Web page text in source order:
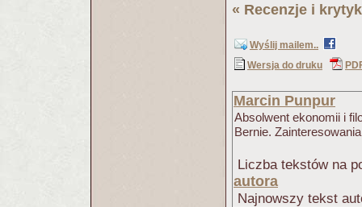
« Recenzje i
Wyślij mailem..
Wersja do druku
Marcin Punpur
Absolwent ekonomii i
Bernie.
Liczba tekstów na
autora
Najnowszy tekst